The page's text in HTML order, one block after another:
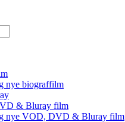
nye biograffilm
& Bluray film
nye VOD, DVD & Bluray film